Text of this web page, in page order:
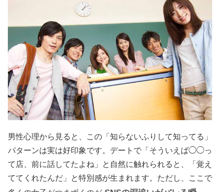
男性心理から見ると、この「知らないふりして知ってる」
パターンは実は好印象です。デートで「そういえば◯◯っ
て店、前に話してたよね」と自然に触れられると、「覚え
ててくれたんだ」と特別感が生まれます。ただし、ここで